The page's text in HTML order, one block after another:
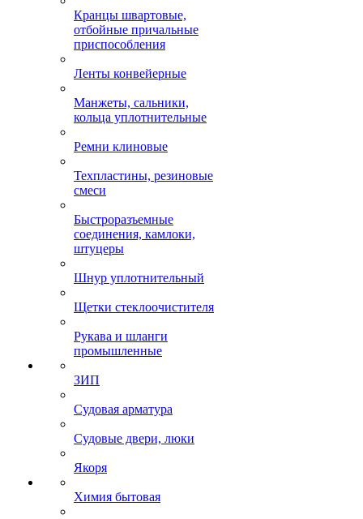
Кранцы швартовые,
отбойные причальные
приспособления
Ленты конвейерные
Манжеты, сальники,
кольца уплотнительные
Ремни клиновые
Техпластины, резиновые
смеси
Быстроразъемные
соединения, камлоки,
штуцеры
Шнур уплотнительный
Щетки стеклоочистителя
Рукава и шланги
промышленные
ЗИП
Судовая арматура
Судовые двери, люки
Якоря
Химия бытовая